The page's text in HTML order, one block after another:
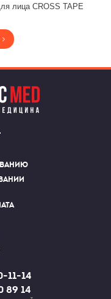
лица CROSS TAPE
11-14
89 14